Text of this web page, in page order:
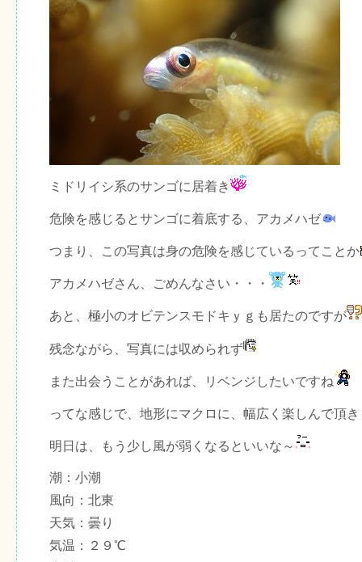
ミドリイシ系のサンゴに居着き
危険を感じるとサンゴに着底する、アカメハゼ
つまり、この写真は身の危険を感じているってことか
アカメハゼさん、ごめんなさい・・・
あと、極小のオビテンスモドキｙｇも居たのですが
残念ながら、写真には収められず
また出会うことがあれば、リベンジしたいですね
ってな感じで、地形にマクロに、幅広く楽しんで頂
明日は、もう少し風が弱くなるといいな～
潮：小潮
風向：北東
天気：曇り
気温：２９℃